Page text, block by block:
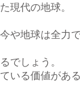
現代の地球。
や地球は全力
でしょう。
いる価値があ